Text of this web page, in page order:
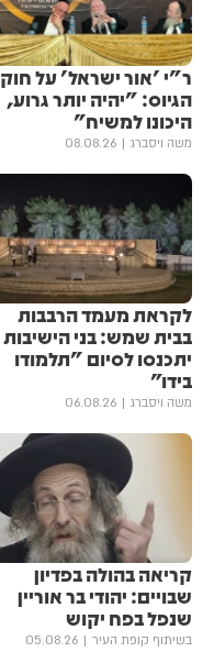
ר"י 'אור ישראל' על חוק
הגיוס: "יהיה יותר גרוע,
היכונו למשיח"
משה ויסברג 08.08.26
לקראת מעמד הרבבות
בבית שמש: בני הישיבות
יתכנסו לסיום "תלמודו
בידו"
משה ויסברג 06.08.26
קריאה בהולה בפדיון
שבויים: יהודי בר אוריין
שנפל בפח יקוש
בשיתוף קופת העיר 05.08.26